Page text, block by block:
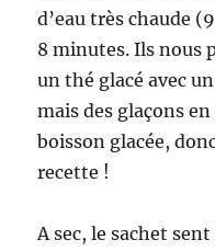
d’eau très chaude
8 minutes. Ils nous
un thé glacé avec
mais des glaçons
boisson glacée,
recette !
A sec, le sachet